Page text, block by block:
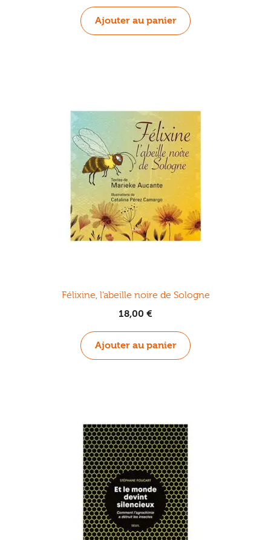
Ajouter au panier
Félixine, l’abeille noire de Sologne
18,00 €
Ajouter au panier